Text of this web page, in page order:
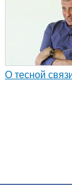
О тесной